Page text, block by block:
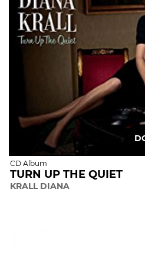
CD Album
TURN UP THE QUIET
KRALL DIANA